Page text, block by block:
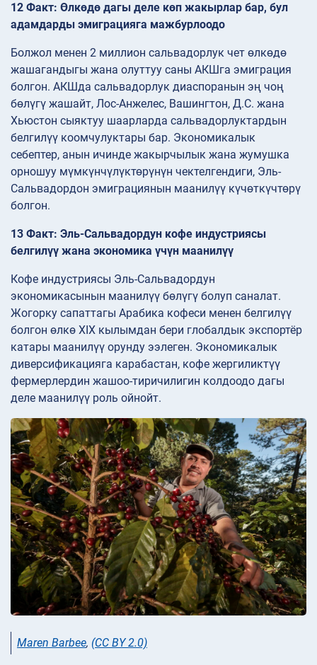
12 Факт: Өлкөдө дагы деле көп жакырлар бар, бул
адамдарды эмиграцияга мажбурлоодо
Болжол менен 2 миллион сальвадорлук чет өлкөдө
жашагандыгы жана олуттуу саны АКШга эмиграция
болгон. АКШда сальвадорлук диаспоранын эң чоң
бөлүгү жашайт, Лос-Анжелес, Вашингтон, Д.С. жана
Хьюстон сыяктуу шаарларда сальвадорлуктардын
белгилүү коомчулуктары бар. Экономикалык
себептер, анын ичинде жакырчылык жана жумушка
орношуу мүмкүнчүлүктөрүнүн чектелгендиги, Эль-
Сальвадордон эмиграциянын маанилүү күчөткүчтөрү
болгон.
13 Факт: Эль-Сальвадордун кофе индустриясы
белгилүү жана экономика үчүн маанилүү
Кофе индустриясы Эль-Сальвадордун
экономикасынын маанилүү бөлүгү болуп саналат.
Жогорку сапаттагы Арабика кофеси менен белгилүү
болгон өлкө XIX кылымдан бери глобалдык экспортёр
катары маанилүү орунду ээлеген. Экономикалык
диверсификацияга карабастан, кофе жергиликтүү
фермерлердин жашоо-тиричилигин колдоодо дагы
деле маанилүү роль ойнойт.
Maren Barbee, (CC BY 2.0)